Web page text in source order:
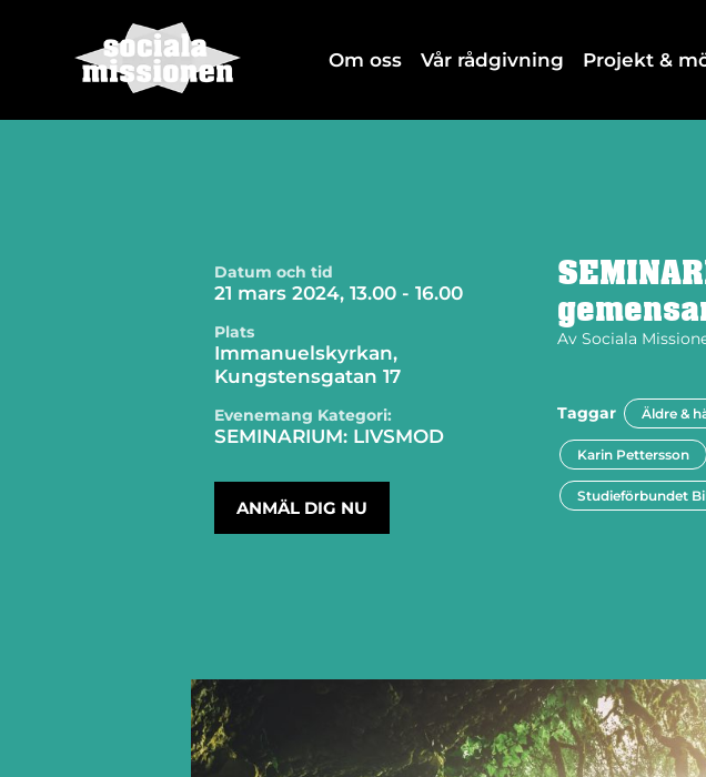
Om oss Vår rådgivning Projekt &
Datum och tid
21 mars 2024, 13.00 - 16.00
Plats
Immanuelskyrkan,
Kungstensgatan 17
Evenemang Kategori:
SEMINARIUM: LIVSMOD
ANMÄL DIG NU
Av Sociala
Taggar Äldre &
Karin Pettersson
Studieförbundet